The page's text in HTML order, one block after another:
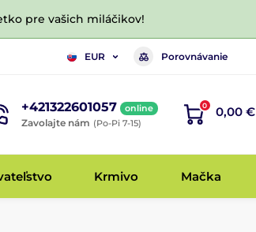
pre vašich miláčikov!
EUR Porovnávanie
+421322601057 online
Zavolajte nám (Po-Pi 7-15)
0 0,00 €
Krmivo Mačka